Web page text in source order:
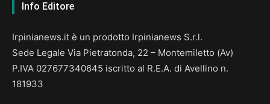
Info Editore
Irpinianews.it è un prodotto Irpinianews S.r.l.
Sede Legale Via Pietratonda, 22 – Montemiletto (Av)
P.IVA 027677340645 iscritto al R.E.A. di Avellino n.
181933